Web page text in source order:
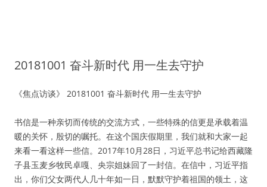
20181001 奋斗新时代 用一生去守护
《焦点访谈》 20181001 奋斗新时代 用一生去守护
书信是一种亲切而传统的交流方式，一些特殊的信更是承载着温
暖的关怀，殷切的嘱托。在这个国庆假期里，我们就和大家一起
来看一看这样一些信。2017年10月28日，习近平总书记给西藏隆
子县玉麦乡牧民卓嘎、央宗姐妹回了一封信。在信中，习近平指
出，你们父女两代人几十年如一日，默默守护着祖国的领土，这